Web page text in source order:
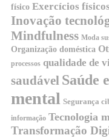
físico Exercícios físicos
Inovação
Mindfulness Moda
Organização doméstica
processos qualidade de
saudável Saúde
mental Segurança
informação Tecnologia
Transformação